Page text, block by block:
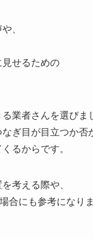
、
見せるための
業者さんを選びま
ぎ目が目立つか否
るからです。
考える際や、
合にも参考になりま